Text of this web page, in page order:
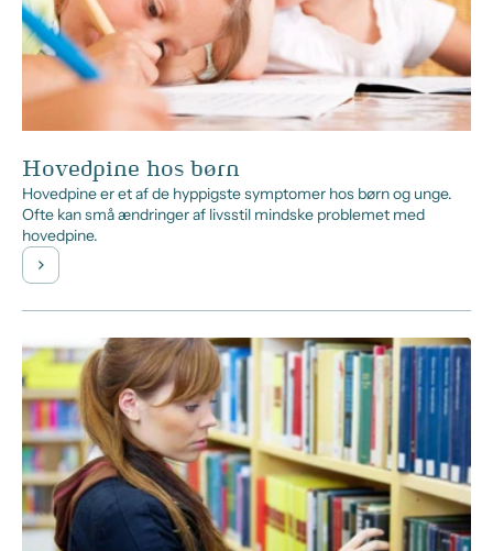
Hovedpine hos børn
Hovedpine er et af de hyppigste symptomer hos børn og unge.
Ofte kan små ændringer af livsstil mindske problemet med
hovedpine.